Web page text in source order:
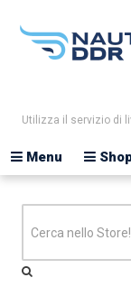
Utilizza il servizio di
Menu